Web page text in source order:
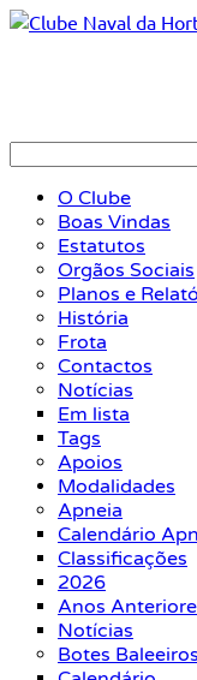
O Clube
Boas Vindas
Estatutos
Orgãos Sociais
Planos e
História
Frota
Contactos
Notícias
Em lista
Tags
Apoios
Modalidades
Apneia
Calendário
Classificações
2026
Anos
Notícias
Botes Baleeiros